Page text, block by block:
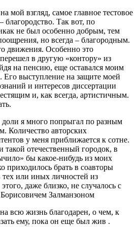
взгляд, самое главное тестовое
благородство. Так вот, по
не был особенно добрым, тем
но всегда – благородным.
движения. Особенно это
в другую «контору» из
на пенсию, еще оставался моим
Его выступление на защите моей
и интересов диссертации
и, как всегда, артистичным.
я много попрыгал по разным
Количество авторских
у меня приближается к сотне.
отечественный городок, в
бы какое-нибудь из моих
приходилось брать в соавторы
тех или иных личностей из
даже близко, не случалось с
Залманзоном
всю жизнь благодарен, о чем, к
ему, пока он еще был жив .